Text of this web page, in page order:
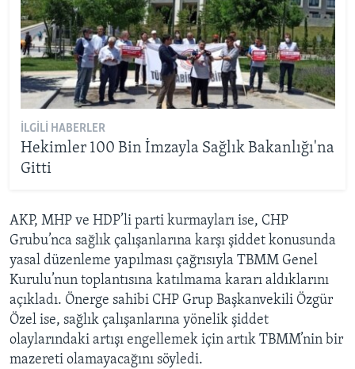
İLGILI HABERLER
Hekimler 100 Bin İmzayla Sağlık Bakanlığı'na
Gitti
AKP, MHP ve HDP’li parti kurmayları ise, CHP
Grubu’nca sağlık çalışanlarına karşı şiddet konusunda
yasal düzenleme yapılması çağrısıyla TBMM Genel
Kurulu’nun toplantısına katılmama kararı aldıklarını
açıkladı. Önerge sahibi CHP Grup Başkanvekili Özgür
Özel ise, sağlık çalışanlarına yönelik şiddet
olaylarındaki artışı engellemek için artık TBMM’nin bir
mazereti olamayacağını söyledi.